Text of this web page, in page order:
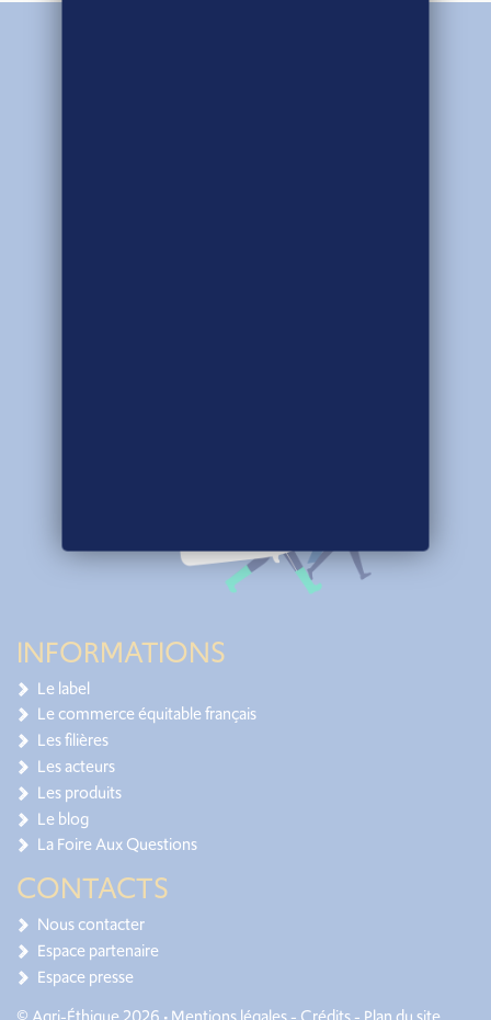
INFORMATIONS
Le label
Le commerce équitable français
Les filières
Les acteurs
Les produits
Le blog
La Foire Aux Questions
CONTACTS
Nous contacter
Espace partenaire
Espace presse